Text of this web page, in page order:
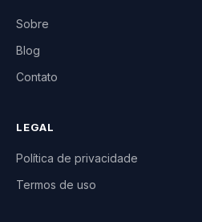
Sobre
Blog
Contato
LEGAL
Política de privacidade
Termos de uso